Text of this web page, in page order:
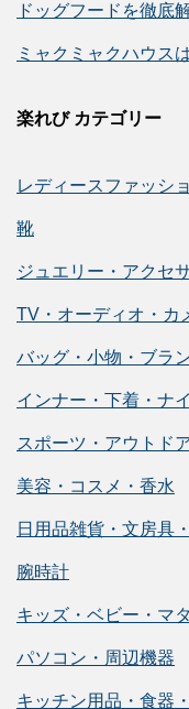
ドッグフードを徹底
ミャクミャクハウス
楽れび カテゴリー
レディースファッシ
靴
ジュエリー・アクセ
TV・オーディオ・カ
バッグ・小物・ブラ
インナー・下着・ナ
スポーツ・アウトド
美容・コスメ・香水
日用品雑貨・文房具
腕時計
キッズ・ベビー・マ
パソコン・周辺機器
キッチン用品・食器